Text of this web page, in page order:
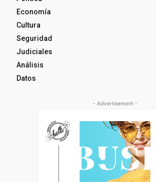
Economía
Cultura
Seguridad
Judiciales
Análisis
Datos
- Advertisement -